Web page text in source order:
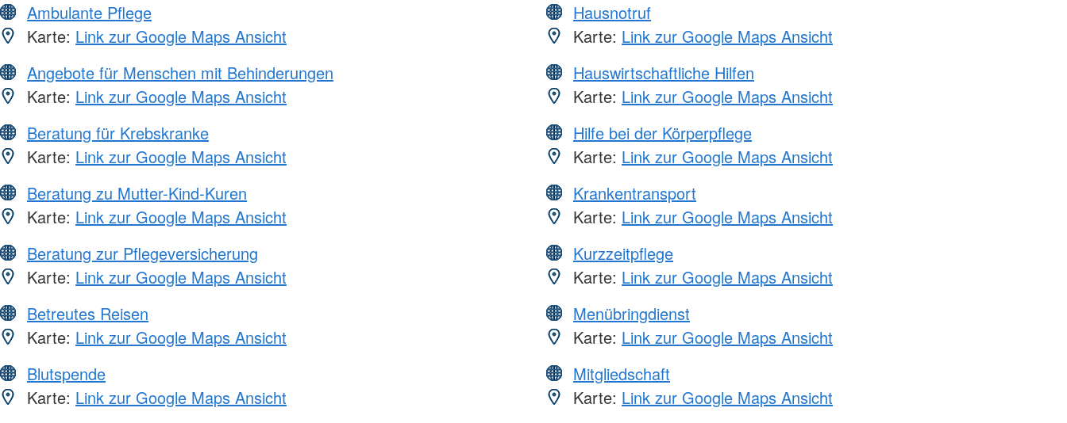
Ambulante Pflege
Karte: Link zur Google Maps Ansicht
Angebote für Menschen mit Behinderungen
Karte: Link zur Google Maps Ansicht
Beratung für Krebskranke
Karte: Link zur Google Maps Ansicht
Beratung zu Mutter-Kind-Kuren
Karte: Link zur Google Maps Ansicht
Beratung zur Pflegeversicherung
Karte: Link zur Google Maps Ansicht
Betreutes Reisen
Karte: Link zur Google Maps Ansicht
Blutspende
Karte: Link zur Google Maps Ansicht
Hausnotruf
Karte: Link zur Google Maps Ansicht
Hauswirtschaftliche Hilfen
Karte: Link zur Google Maps Ansicht
Hilfe bei der Körperpflege
Karte: Link zur Google Maps Ansicht
Krankentransport
Karte: Link zur Google Maps Ansicht
Kurzzeitpflege
Karte: Link zur Google Maps Ansicht
Menübringdienst
Karte: Link zur Google Maps Ansicht
Mitgliedschaft
Karte: Link zur Google Maps Ansicht